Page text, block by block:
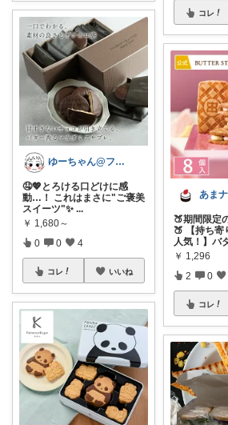
ゆーちゃん@フォロワーさまから購入💕
🤤💖とろける口どけに感
動…！ これはまさに"ご褒美
スイーツ"✨ ...
￥ 1,680～
0 0 4
コレ いいね
コレ
🍑期間限定
🍑 【持ち寄
人気！】バ
￥ 1,296
2 0
コレ